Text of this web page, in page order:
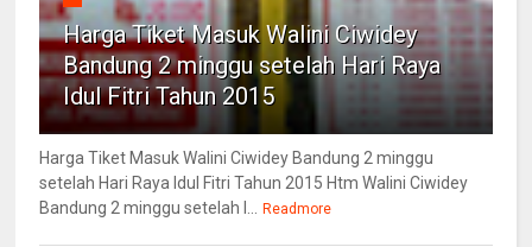
Harga Tiket Masuk Walini Ciwidey
Bandung 2 minggu setelah Hari Raya
Idul Fitri Tahun 2015
Harga Tiket Masuk Walini Ciwidey Bandung 2 minggu
setelah Hari Raya Idul Fitri Tahun 2015 Htm Walini Ciwidey
Bandung 2 minggu setelah l...
Readmore